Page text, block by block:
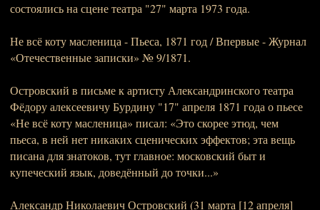
состоялись на сцене театра "27" марта 1973 года.
Не всё коту масленица - Пьеса, 1871 год / Впервые - Журнал
«Отечественные записки» № 9/1871.
Островский в письме к артисту Александринского театра
Фёдору алексеевичу Бурдину "17" апреля 1871 года о пьесе
«Не всё коту масленица» писал: «Это скорее этюд, чем
пьеса, в ней нет никаких сценических эффектов; эта вещь
писана для знатоков, тут главное: московский быт и
купеческий язык, доведённый до точки...»
Александр Николаевич Островский (31 марта [12 апреля]